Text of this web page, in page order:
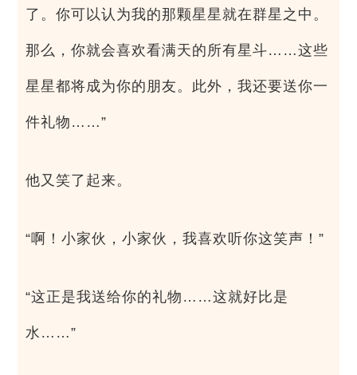
了。你可以认为我的那颗星星就在群星之中。
那么，你就会喜欢看满天的所有星斗……这些
星星都将成为你的朋友。此外，我还要送你一
件礼物……”
他又笑了起来。
“啊！小家伙，小家伙，我喜欢听你这笑声！”
“这正是我送给你的礼物……这就好比是
水……”